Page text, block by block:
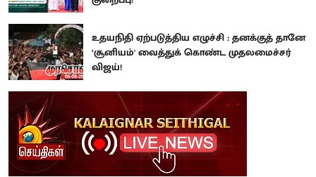
உதயநிதி ஏற்படுத்திய எழுச்சி : தனக்குத் தானே
‘சூனியம்' வைத்துக் கொண்ட முதலமைச்சர்
விஜய்!